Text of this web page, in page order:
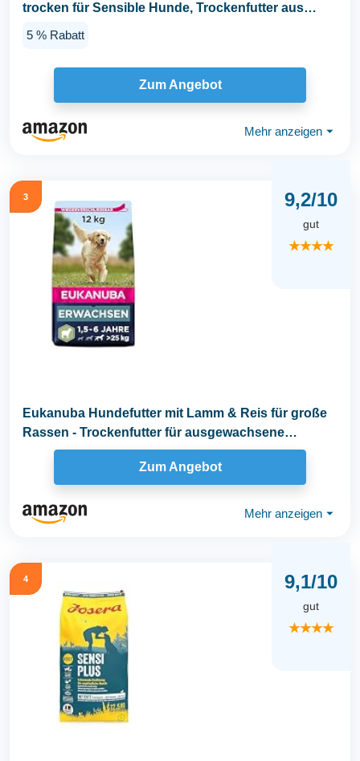
trocken für Sensible Hunde, Trockenfutter aus
5 % Rabatt
Zum Angebot
Mehr anzeigen ⏷
3 9,2/10
gut
★★★★
Eukanuba Hundefutter mit Lamm & Reis für große
Rassen - Trockenfutter für ausgewachsene
Hunde...
Zum Angebot
Mehr anzeigen ⏷
4 9,1/10
gut
★★★★